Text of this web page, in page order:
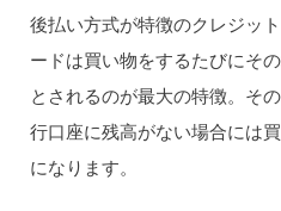
後払い方式が特徴のクレジッ
ードは買い物をするたびにそ
とされるのが最大の特徴。そ
行口座に残高がない場合には
になります。